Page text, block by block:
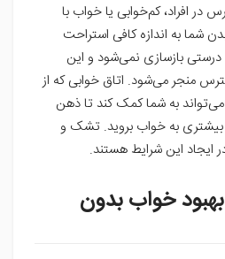
در افراد، کم‌خوابی یا خواب با
شما به اندازه کافی استراحت
بازسازی نمی‌شود و این
منجر می‌شود. اتاق خوابی که از
به شما کمک کند تا ذهن
بیشتری به خواب بروید. تشک و
ایجاد این شرایط هستند.
خواب بدون